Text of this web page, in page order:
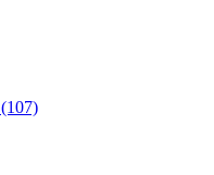
(107)